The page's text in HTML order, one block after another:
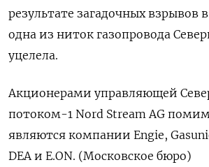
результате загадочных взрывов
одна из ниток газопровода
уцелела.
Акционерами управляющей
потоком-1 Nord Stream AG
являются компании Engie,
DEA и E.ON. (Московское бюро)